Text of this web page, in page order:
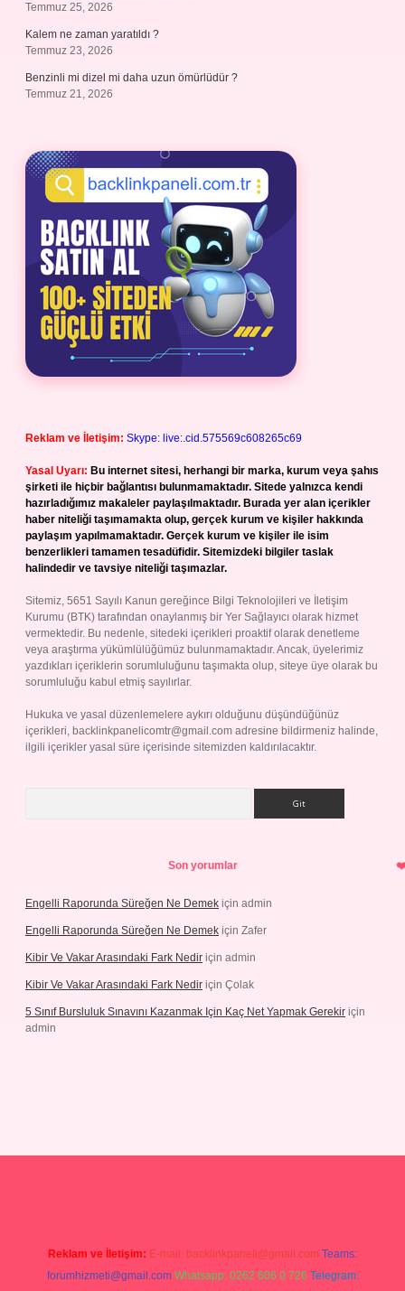
Temmuz 25, 2026
Kalem ne zaman yaratıldı ?
Temmuz 23, 2026
Benzinli mi dizel mi daha uzun ömürlüdür ?
Temmuz 21, 2026
Reklam ve İletişim: Skype: live:.cid.575569c608265c69
Yasal Uyarı: Bu internet sitesi, herhangi bir marka, kurum veya şahıs
şirketi ile hiçbir bağlantısı bulunmamaktadır. Sitede yalnızca kendi
hazırladığımız makaleler paylaşılmaktadır. Burada yer alan içerikler
haber niteliği taşımamakta olup, gerçek kurum ve kişiler hakkında
paylaşım yapılmamaktadır. Gerçek kurum ve kişiler ile isim
benzerlikleri tamamen tesadüfidir. Sitemizdeki bilgiler taslak
halindedir ve tavsiye niteliği taşımazlar.
Sitemiz, 5651 Sayılı Kanun gereğince Bilgi Teknolojileri ve İletişim
Kurumu (BTK) tarafından onaylanmış bir Yer Sağlayıcı olarak hizmet
vermektedir. Bu nedenle, sitedeki içerikleri proaktif olarak denetleme
veya araştırma yükümlülüğümüz bulunmamaktadır. Ancak, üyelerimiz
yazdıkları içeriklerin sorumluluğunu taşımakta olup, siteye üye olarak bu
sorumluluğu kabul etmiş sayılırlar.
Hukuka ve yasal düzenlemelere aykırı olduğunu düşündüğünüz
içerikleri, backlinkpanelicomtr@gmail.com adresine bildirmeniz halinde,
ilgili içerikler yasal süre içerisinde sitemizden kaldırılacaktır.
Son yorumlar
Engelli Raporunda Süreğen Ne Demek için admin
Engelli Raporunda Süreğen Ne Demek için Zafer
Kibir Ve Vakar Arasındaki Fark Nedir için admin
Kibir Ve Vakar Arasındaki Fark Nedir için Çolak
5 Sınıf Bursluluk Sınavını Kazanmak Için Kaç Net Yapmak Gerekir için
admin
Reklam ve İletişim: E-mail: backlinkpaneli@gmail.com Teams:
forumhizmeti@gmail.com Whatsapp: 0262 606 0 726 Telegram: